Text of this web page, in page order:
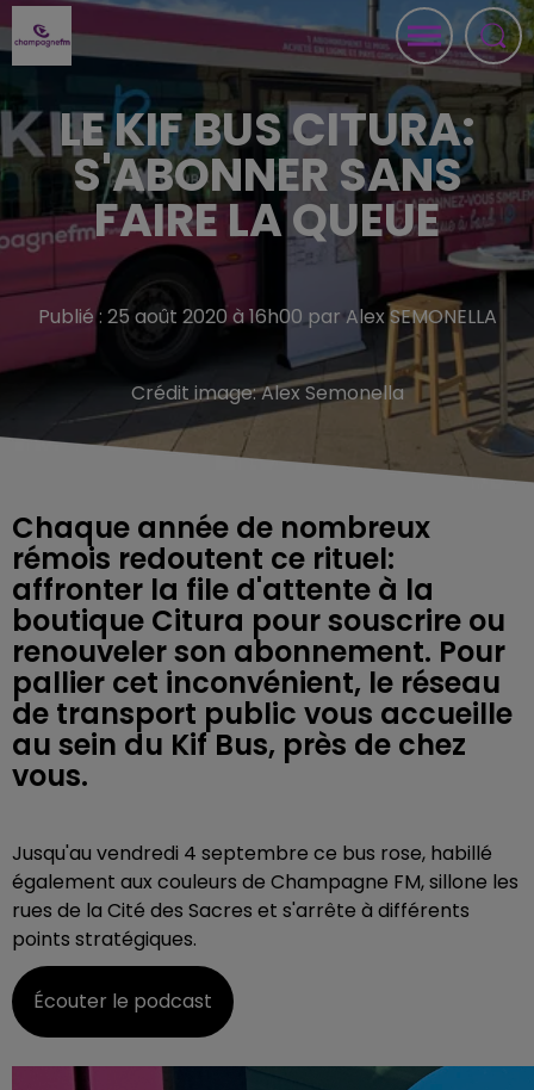
LE KIF BUS CITURA:
S'ABONNER SANS
FAIRE LA QUEUE
Publié : 25 août 2020 à 16h00 par Alex SEMONELLA
Crédit image:Alex Semonella
Chaque année de nombreux
rémois redoutent ce rituel:
affronter la file d'attente à la
boutique Citura pour souscrire ou
renouveler son abonnement. Pour
pallier cet inconvénient, le réseau
de transport public vous accueille
au sein du Kif Bus, près de chez
vous.
Jusqu'au vendredi 4 septembre ce bus rose, habillé
également aux couleurs de Champagne FM, sillone les
rues de la Cité des Sacres et s'arrête à différents
points stratégiques.
Écouter le podcast